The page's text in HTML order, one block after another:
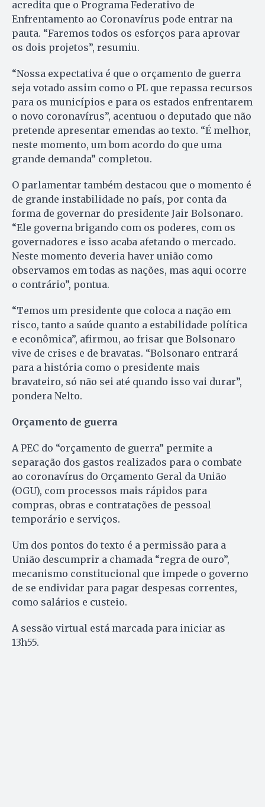
acredita que o Programa Federativo de
Enfrentamento ao Coronavírus pode entrar na
pauta. “Faremos todos os esforços para aprovar
os dois projetos”, resumiu.
“Nossa expectativa é que o orçamento de guerra
seja votado assim como o PL que repassa recursos
para os municípios e para os estados enfrentarem
o novo coronavírus”, acentuou o deputado que não
pretende apresentar emendas ao texto. “É melhor,
neste momento, um bom acordo do que uma
grande demanda” completou.
O parlamentar também destacou que o momento é
de grande instabilidade no país, por conta da
forma de governar do presidente Jair Bolsonaro.
“Ele governa brigando com os poderes, com os
governadores e isso acaba afetando o mercado.
Neste momento deveria haver união como
observamos em todas as nações, mas aqui ocorre
o contrário”, pontua.
“Temos um presidente que coloca a nação em
risco, tanto a saúde quanto a estabilidade política
e econômica”, afirmou, ao frisar que Bolsonaro
vive de crises e de bravatas. “Bolsonaro entrará
para a história como o presidente mais
bravateiro, só não sei até quando isso vai durar”,
pondera Nelto.
Orçamento de guerra
A PEC do “orçamento de guerra” permite a
separação dos gastos realizados para o combate
ao coronavírus do Orçamento Geral da União
(OGU), com processos mais rápidos para
compras, obras e contratações de pessoal
temporário e serviços.
Um dos pontos do texto é a permissão para a
União descumprir a chamada “regra de ouro”,
mecanismo constitucional que impede o governo
de se endividar para pagar despesas correntes,
como salários e custeio.
A sessão virtual está marcada para iniciar as
13h55.